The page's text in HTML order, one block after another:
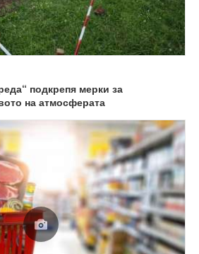
подкрепя мерки за
на атмосферата